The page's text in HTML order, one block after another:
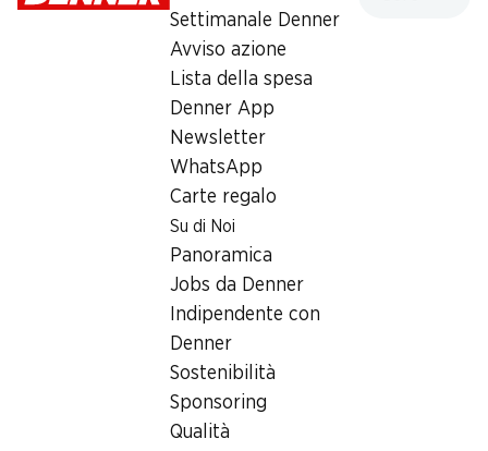
Settimanale Denner
Avviso azione
Lista della spesa
Denner App
Newsletter
WhatsApp
Carte regalo
Su di Noi
Panoramica
Jobs da Denner
Indipendente con
Denner
Sostenibilità
Sponsoring
Qualità
08:00 - 18:30
Orari di apertura speciali
Prelievo di contanti con Post-Card / M-